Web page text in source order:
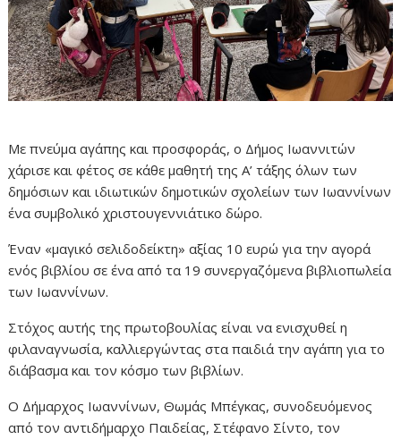
Με πνεύμα αγάπης και προσφοράς, ο Δήμος Ιωαννιτών
χάρισε και φέτος σε κάθε μαθητή της Α’ τάξης όλων των
δημόσιων και ιδιωτικών δημοτικών σχολείων των Ιωαννίνων
ένα συμβολικό χριστουγεννιάτικο δώρο.
Έναν «μαγικό σελιδοδείκτη» αξίας 10 ευρώ για την αγορά
ενός βιβλίου σε ένα από τα 19 συνεργαζόμενα βιβλιοπωλεία
των Ιωαννίνων.
Στόχος αυτής της πρωτοβουλίας είναι να ενισχυθεί η
φιλαναγνωσία, καλλιεργώντας στα παιδιά την αγάπη για το
διάβασμα και τον κόσμο των βιβλίων.
Ο Δήμαρχος Ιωαννίνων, Θωμάς Μπέγκας, συνοδευόμενος
από τον αντιδήμαρχο Παιδείας, Στέφανο Σίντο, τον